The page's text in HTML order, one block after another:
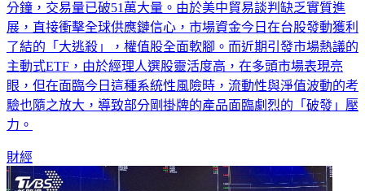
人，帳面損益賠千元。不過投資人卻是越跌越買，截至開盤30
分鐘，交易量已破51萬大量。由於美中貿易談判缺乏實質進
展，直接衝擊全球供應鏈信心，市場資金今日在台股發動獲利
了結的「大逃殺」，權值股全面軟腳。而近期引發市場熱議的
主動式ETF，由於經理人選股靈活度高，在多頭市場表現亮
眼，但在面臨今日這種系統性風險時，流動性與淨值波動的考
驗也隨之放大，導致部分剛掛牌的產品面臨劇烈的「破發」壓
財經